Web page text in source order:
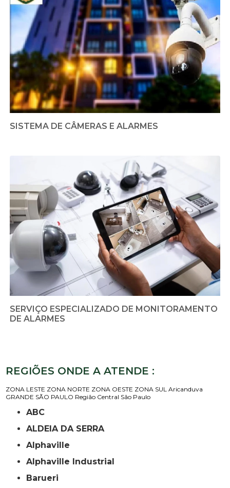
SISTEMA DE CÂMERAS E ALARMES
SERVIÇO ESPECIALIZADO DE MONITORAMENTO
DE ALARMES
REGIÕES ONDE A ATENDE :
ZONA LESTE ZONA NORTE ZONA OESTE ZONA SUL Aricanduva
GRANDE SÃO PAULO Região Central São Paulo
ABC
ALDEIA DA SERRA
Alphaville
Alphaville Industrial
Barueri